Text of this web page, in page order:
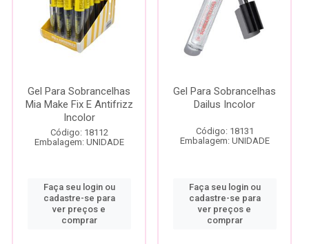
Gel Para Sobrancelhas
Mia Make Fix E Antifrizz
Incolor
Código: 18112
Embalagem: UNIDADE
Faça seu login ou
cadastre-se para
ver preços e
comprar
Gel Para Sobrancelhas
Dailus Incolor
Código: 18131
Embalagem: UNIDADE
Faça seu login ou
cadastre-se para
ver preços e
comprar